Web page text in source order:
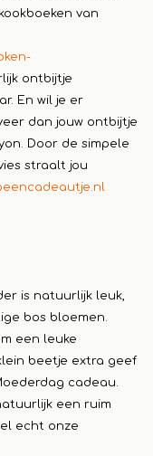
van
ontbijtje
En wil je er
dan jouw ontbijtje
Door de simpele
straalt jou
is natuurlijk leuk,
bos bloemen.
een leuke
beetje extra geef
cadeau.
een ruim
echt onze